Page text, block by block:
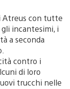
Atreus con tutte
incantesimi, i
a seconda
contro i
di loro
trucchi nelle